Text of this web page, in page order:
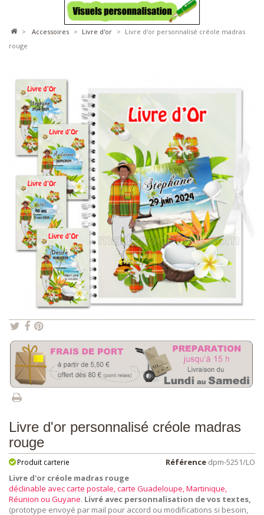
> accessoires > livre d'or > Livre d'or personnalisé créole madras
rouge
Livre d'or personnalisé créole madras
rouge
Référence dpm-5251/LO
Produit carterie
Livre d'or créole madras rouge
déclinable avec carte postale, carte Guadeloupe, Martinique,
Réunion ou Guyane. Livré avec personnalisation de vos textes,
(prototype envoyé par mail pour accord ou modifications si besoin,